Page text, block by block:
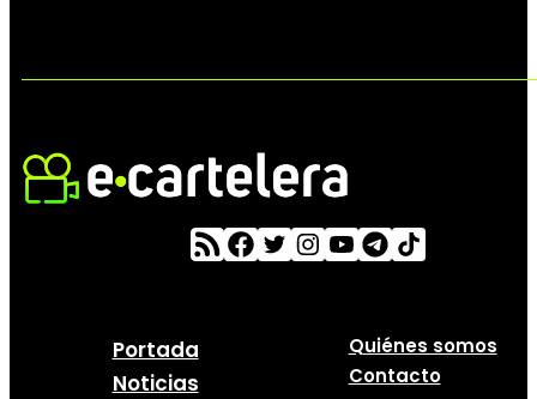
Portada
Noticias
Quiénes somos
Contacto